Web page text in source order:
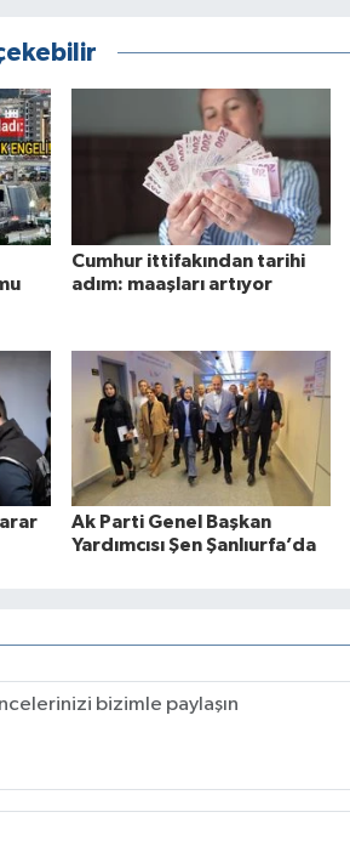
Cumhur ittifakından tarihi
adım: maaşları artıyor
Ak Parti Genel Başkan
Yardımcısı Şen Şanlıurfa’da